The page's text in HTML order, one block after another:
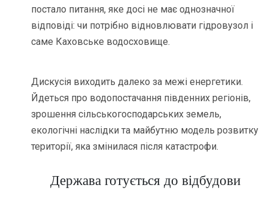
постало питання, яке досі не має однозначної
відповіді: чи потрібно відновлювати гідровузол і
саме Каховське водосховище.
Дискусія виходить далеко за межі енергетики.
Йдеться про водопостачання південних регіонів,
зрошення сільськогосподарських земель,
екологічні наслідки та майбутню модель розвитку
території, яка змінилася після катастрофи.
Держава готується до відбудови